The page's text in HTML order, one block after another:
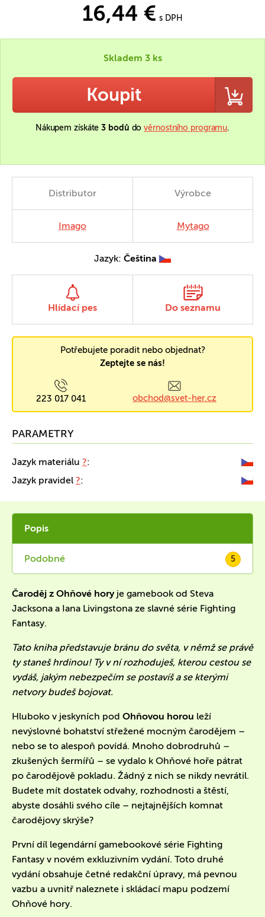
16,44 € s DPH
Skladem 3 ks
Koupit
Nákupem získáte3 bodů dověrnostního programu.
Distributor Výrobce
Imago Mytago
Jazyk: Čeština
Hlídací pes Do seznamu
Potřebujete poradit nebo objednat?
Zeptejte se nás!
223 017 041 obchod@svet-her.cz
PARAMETRY
Jazyk materiálu ?:
Jazyk pravidel ?:
Popis
Podobné 5
Čaroděj z Ohňové horyje gamebook od Steva
Jacksona a Iana Livingstona ze slavné série Fighting
Fantasy.
Tato kniha představuje bránu do světa, v němž se právě
ty staneš hrdinou! Ty v ní rozhoduješ, kterou cestou se
vydáš, jakým nebezpečím se postavíš a se kterými
netvory budeš bojovat.
Hluboko v jeskyních pod Ohňovou horou leží
nevýslovné bohatství střežené mocným čarodějem –
nebo se to alespoň povídá. Mnoho dobrodruhů –
zkušených šermířů – se vydalo k Ohňové hoře pátrat
po čarodějově pokladu. Žádný z nich se nikdy nevrátil.
Budete mít dostatek odvahy, rozhodnosti a štěstí,
abyste dosáhli svého cíle – nejtajnějších komnat
čarodějovy skrýše?
První díl legendární gamebookové série Fighting
Fantasy v novém exkluzivním vydání. Toto druhé
vydání obsahuje četné redakční úpravy, má pevnou
vazbu a uvnitř naleznete i skládací mapu podzemí
Ohňové hory.